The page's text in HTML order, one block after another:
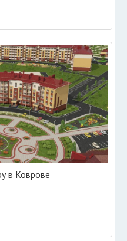
в Коврове